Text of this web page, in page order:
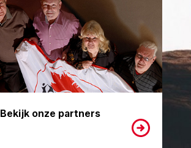
Bekijk onze partners